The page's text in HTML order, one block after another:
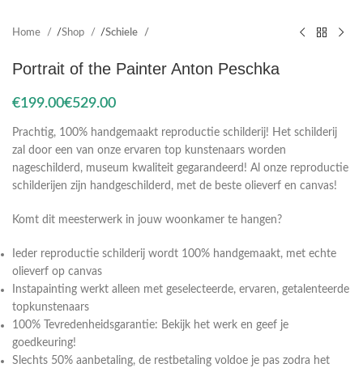
Home Shop Schiele
Portrait of the Painter Anton Peschka
€ €
Prachtig, 100% handgemaakt reproductie schilderij! Het schilderij
zal door een van onze ervaren top kunstenaars worden
nageschilderd, museum kwaliteit gegarandeerd! Al onze reproductie
schilderijen zijn handgeschilderd, met de beste olieverf en canvas!
Komt dit meesterwerk in jouw woonkamer te hangen?
Ieder reproductie schilderij wordt 100% handgemaakt, met echte
olieverf op canvas
Instapainting werkt alleen met geselecteerde, ervaren, getalenteerde
topkunstenaars
100% Tevredenheidsgarantie: Bekijk het werk en geef je
goedkeuring!
Slechts 50% aanbetaling, de restbetaling voldoe je pas zodra het